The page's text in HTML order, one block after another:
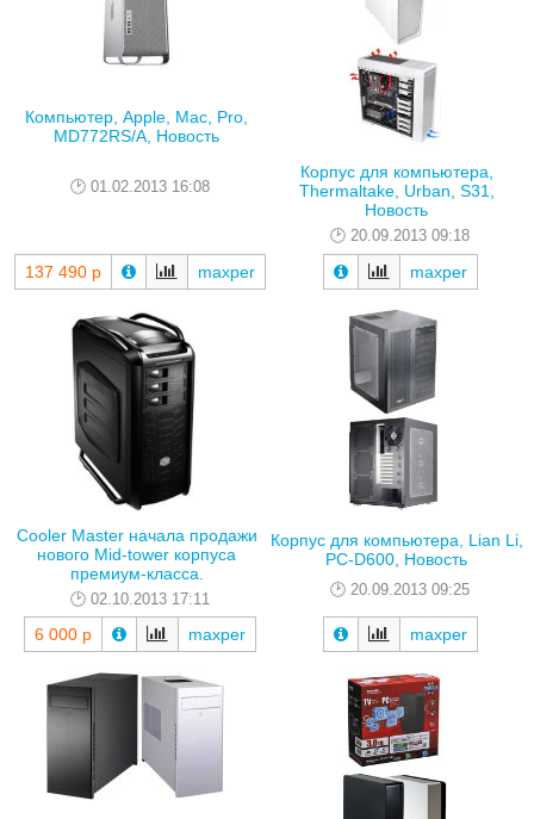
Компьютер, Apple, Mac, Pro,
MD772RS/A, Новость
01.02.2013 16:08
137 490 р maxper
Корпус для компьютера,
Thermaltake, Urban, S31,
Новость
20.09.2013 09:18
maxper
Cooler Master начала продажи
нового Mid-tower корпуса
премиум-класса.
02.10.2013 17:11
6 000 р maxper
Корпус для компьютера, Lian Li,
PC-D600, Новость
20.09.2013 09:25
maxper